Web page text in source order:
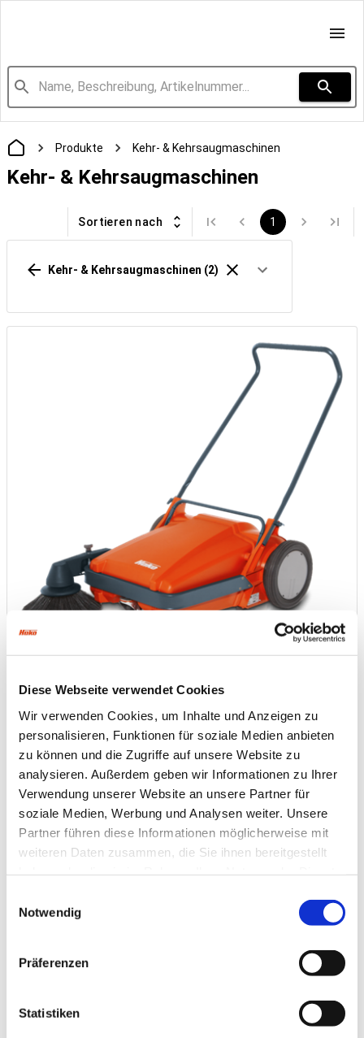
Diese Webseite verwendet Cookies
Wir verwenden Cookies, um Inhalte und Anzeigen zu
personalisieren, Funktionen für soziale Medien anbieten
zu können und die Zugriffe auf unsere Website zu
analysieren. Außerdem geben wir Informationen zu Ihrer
Verwendung unserer Website an unsere Partner für
soziale Medien, Werbung und Analysen weiter. Unsere
Partner führen diese Informationen möglicherweise mit
weiteren Daten zusammen, die Sie ihnen bereitgestellt
Notwendig
Präferenzen
Statistiken
Produkte Kehr- & Kehrsaugmaschinen
Kehr- & Kehrsaugmaschinen
Sortieren nach 1
Kehr- & Kehrsaugmaschinen (2)
Sweepmaster M600
877,00 €
exkl. USt.
Lieferzeit
1 - 3 Werktage